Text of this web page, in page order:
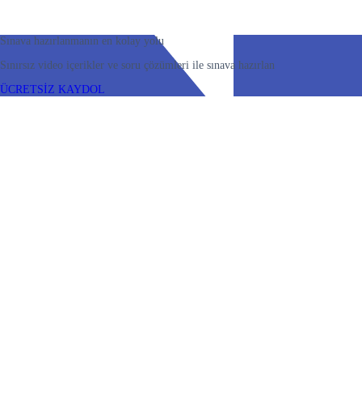
Sınava hazırlanmanın en kolay yolu
Sınırsız video içerikler ve soru çözümleri ile sınava hazırlan
ÜCRETSİZ KAYDOL